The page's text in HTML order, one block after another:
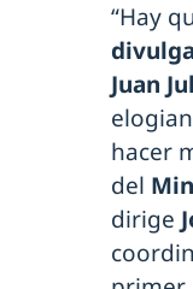
“Hay
Juan
hacer
del
dirige